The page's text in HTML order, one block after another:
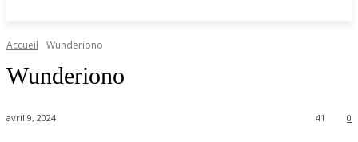
Accueil Wunderiono
Wunderiono
avril 9, 2024 0
41